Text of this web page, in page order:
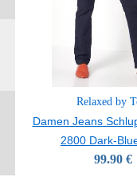
Relaxed by
Damen Jeans
2800 Dark-
99.90 €